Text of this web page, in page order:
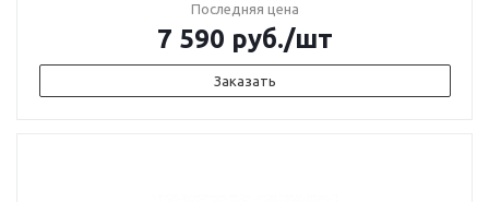
Последняя цена
7 590 руб./шт
Заказать